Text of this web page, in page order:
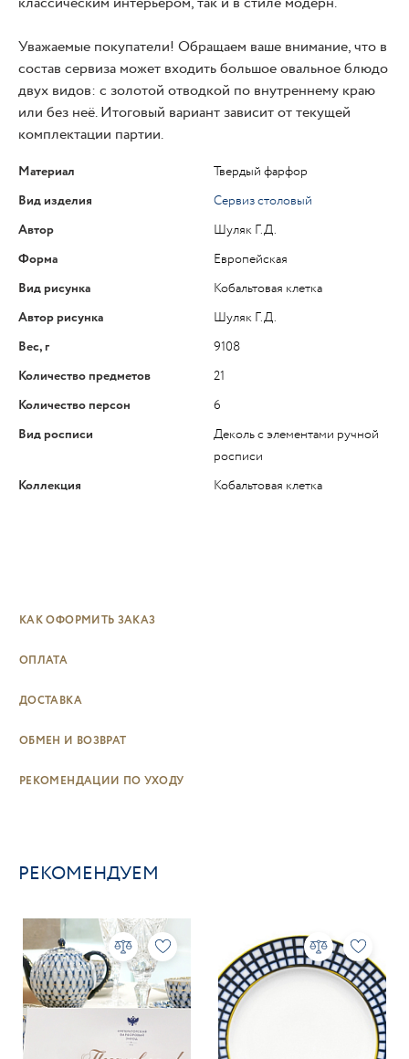
Уважаемые покупатели! Обращаем ваше внимание, что в
состав сервиза может входить большое овальное блюдо
двух видов: с золотой отводкой по внутреннему краю
или без неё. Итоговый вариант зависит от текущей
комплектации партии.
Материал
Твердый фарфор
Вид изделия
Сервиз столовый
Автор
Шуляк Г.Д.
Форма
Европейская
Вид рисунка
Кобальтовая клетка
Автор рисунка
Шуляк Г.Д.
Вес, г
9108
Количество предметов
21
Количество персон
6
Вид росписи
Деколь с элементами ручной
росписи
Коллекция
Кобальтовая клетка
КАК ОФОРМИТЬ ЗАКАЗ
ОПЛАТА
ДОСТАВКА
ОБМЕН И ВОЗВРАТ
РЕКОМЕНДАЦИИ ПО УХОДУ
РЕКОМЕНДУЕМ